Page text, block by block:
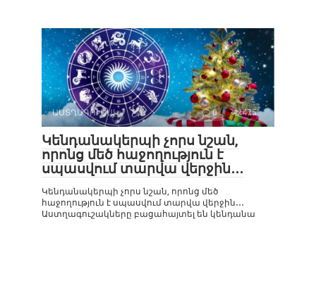
ԱՍՏՂԱԳՈՒՇԱԿ 0 475
Կենդանակերպի չորս նշան,
որոնց մեծ հաջողություն է
սպասվում տարվա վերջին․․․
Կենդանակերպի չորս նշան, որոնց մեծ
հաջողություն է սպասվում տարվա վերջին․․․
Աստղագուշակները բացահայտել են կենդանա